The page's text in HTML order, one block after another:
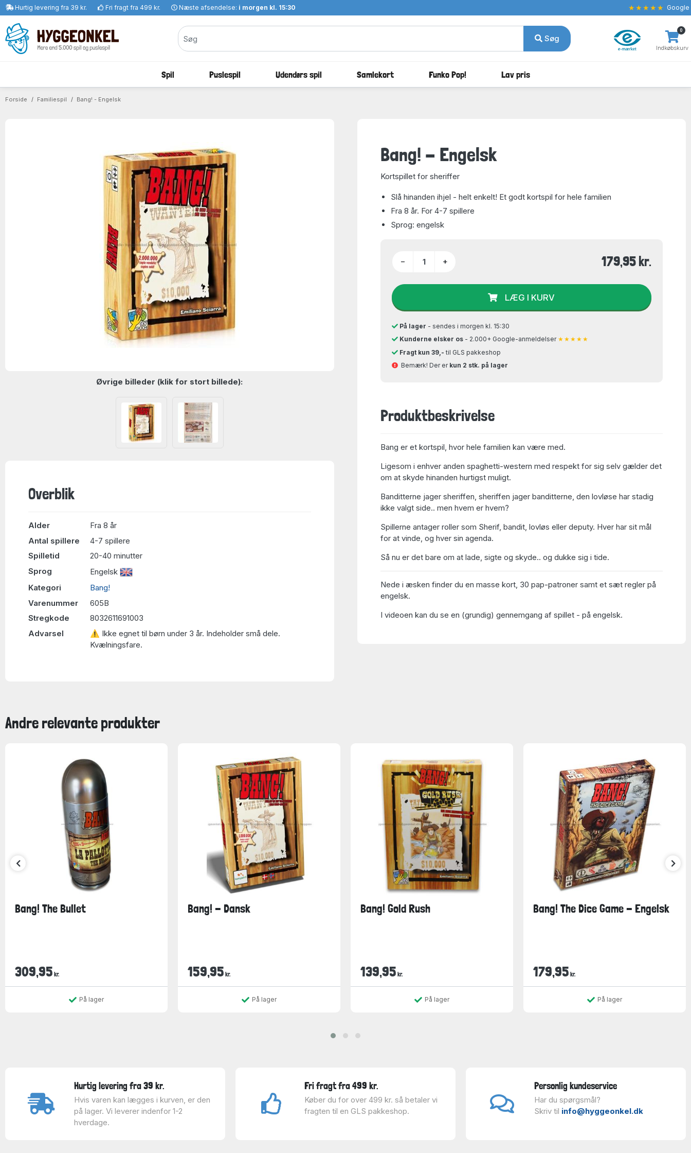
Hurtig levering fra 39 kr. Fri fragt fra 499 kr. Næste afsendelse: i morgen kl. 15:30 ★★★★★ Google
Søg
Indkøbskurv
0
Spil Puslespil Udendørs spil Samlekort Funko Pop! Lav pris
Forside Familiespil Bang! - Engelsk
Øvrige billeder (klik for stort billede):
Overblik
Alder
Fra 8 år
Antal spillere
4-7 spillere
Spilletid
20-40 minutter
Sprog
Engelsk
Kategori
Bang!
Varenummer
605B
Stregkode
8032611691003
Advarsel
⚠ Ikke egnet til børn under 3 år. Indeholder små dele.
Kvælningsfare.
Bang! - Engelsk
Kortspillet for sheriffer
Slå hinanden ihjel - helt enkelt! Et godt kortspil for hele familien
Fra 8 år. For 4-7 spillere
Sprog: engelsk
− + 179,95 kr.
LÆG I KURV
På lager - sendes i morgen kl. 15:30
Kunderne elsker os - 2.000+ Google-anmeldelser ★★★★★
Fragt kun 39,- til GLS pakkeshop
Bemærk! Der er kun 2 stk. på lager
Produktbeskrivelse
Bang er et kortspil, hvor hele familien kan være med.
Ligesom i enhver anden spaghetti-western med respekt for sig selv gælder det
om at skyde hinanden hurtigst muligt.
Banditterne jager sheriffen, sheriffen jager banditterne, den lovløse har stadig
ikke valgt side.. men hvem er hvem?
Spillerne antager roller som Sherif, bandit, lovløs eller deputy. Hver har sit mål
for at vinde, og hver sin agenda.
Så nu er det bare om at lade, sigte og skyde.. og dukke sig i tide.
Nede i æsken finder du en masse kort, 30 pap-patroner samt et sæt regler på
engelsk.
I videoen kan du se en (grundig) gennemgang af spillet - på engelsk.
Andre relevante produkter
Bang! The Bullet
309,95 kr.
På lager
Bang! - Dansk
159,95 kr.
På lager
Bang! Gold Rush
139,95 kr.
På lager
Bang! The Dice Game - Engelsk
179,95 kr.
På lager
Hurtig levering fra 39 kr.
Hvis varen kan lægges i kurven, er den
på lager. Vi leverer indenfor 1-2
hverdage.
Fri fragt fra 499 kr.
Køber du for over 499 kr. så betaler vi
fragten til en GLS pakkeshop.
Personlig kundeservice
Har du spørgsmål?
Skriv til info@hyggeonkel.dk